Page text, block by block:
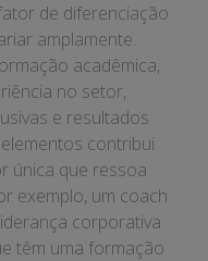
de diferenciação
amplamente.
acadêmica,
no setor,
e resultados
contribui
única que ressoa
exemplo, um coach
corporativa
têm uma formação